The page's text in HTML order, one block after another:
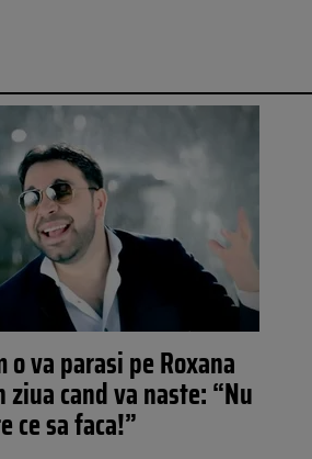
o va parasi pe Roxana
ziua cand va naste: “Nu
ce sa faca!”